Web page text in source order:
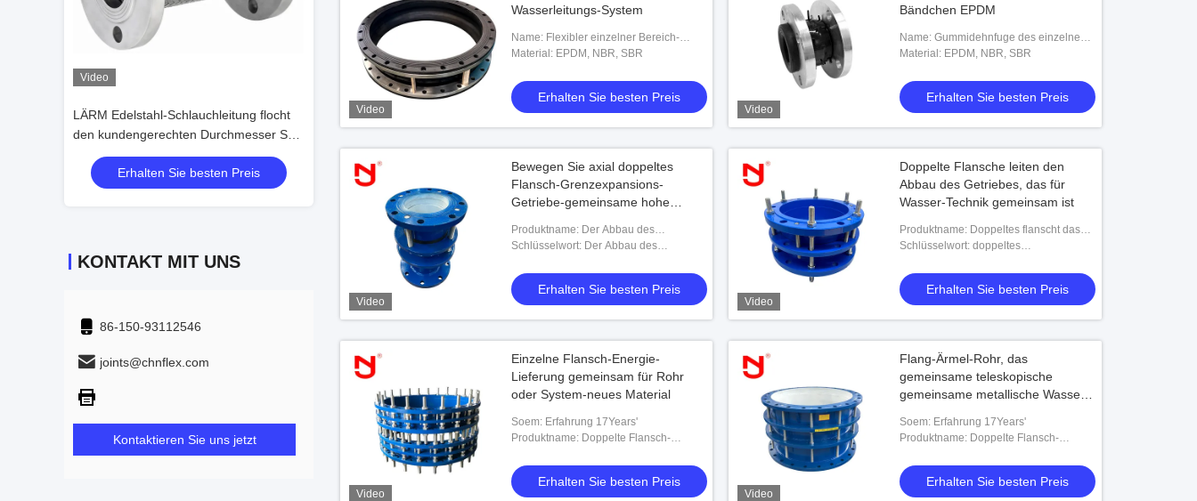
Video
LÄRM Edelstahl-Schlauchleitung flocht
den kundengerechten Durchmesser SS-
Schicht-DN6-DN700
Erhalten Sie besten Preis
Zusammengepreßtes Gelenk EPDM
NBR PN16 Gummimetallrohrverbinder
Erhalten Sie besten Preis
Nylonschnur-einzelne Bereich-
Erhalten Sie besten Preis
Öl beständiges PVC-Aufweitungs-
Erhalten Sie besten Preis
Handgefertigtes Dehnfuge-Metall
Erhalten Sie besten Preis
KONTAKT MIT UNS
86-150-93112546
joints@chnflex.com
Kontaktieren Sie uns jetzt
Video
Wasserleitungs-System
Name: Flexibler einzelner Bereich-
Gummidehnfuge
Material: EPDM, NBR, SBR
Erhalten Sie besten Preis
Video
Bändchen EPDM
Name: Gummidehnfuge des einzelnen
Bereichs
Material: EPDM, NBR, SBR
Erhalten Sie besten Preis
Video
Bewegen Sie axial doppeltes
Flansch-Grenzexpansions-
Getriebe-gemeinsame hohe
Produktname: Der Abbau des
Doppelten flanscht Getriebe-Gelenk
Schlüsselwort: Der Abbau des
Erhalten Sie besten Preis
Video
Doppelte Flansche leiten den
Abbau des Getriebes, das für
Wasser-Technik gemeinsam ist
Produktname: Doppeltes flanscht das
Getriebe, das für Wasser-Technik
Schlüsselwort: doppeltes
Erhalten Sie besten Preis
Video
Einzelne Flansch-Energie-
Lieferung gemeinsam für Rohr
oder System-neues Material
Soem: Erfahrung 17Years'
Produktname: Doppelte Flansch-
Technik
Erhalten Sie besten Preis
Video
Flang-Ärmel-Rohr, das
gemeinsame teleskopische
gemeinsame metallische Wasser-
Soem: Erfahrung 17Years'
Produktname: Doppelte Flansch-
Technik
Erhalten Sie besten Preis